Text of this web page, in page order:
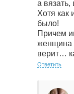
а
Хотя как
было!
Причем
женщина
верит…
Ответить